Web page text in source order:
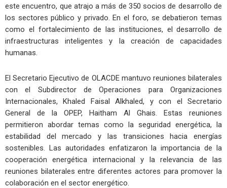
este encuentro, que atrajo a más de 350 socios de desarrollo de
los sectores público y privado. En el foro, se debatieron temas
como el fortalecimiento de las instituciones, el desarrollo de
infraestructuras inteligentes y la creación de capacidades
humanas.
El Secretario Ejecutivo de OLACDE mantuvo reuniones bilaterales
con el Subdirector de Operaciones para Organizaciones
Internacionales, Khaled Faisal Alkhaled, y con el Secretario
General de la OPEP, Haitham Al Ghais. Estas reuniones
permitieron abordar temas como la seguridad energética, la
estabilidad del mercado y las transiciones hacia energías
sostenibles. Las autoridades enfatizaron la importancia de la
cooperación energética internacional y la relevancia de las
reuniones bilaterales entre diferentes actores para promover la
colaboración en el sector energético.